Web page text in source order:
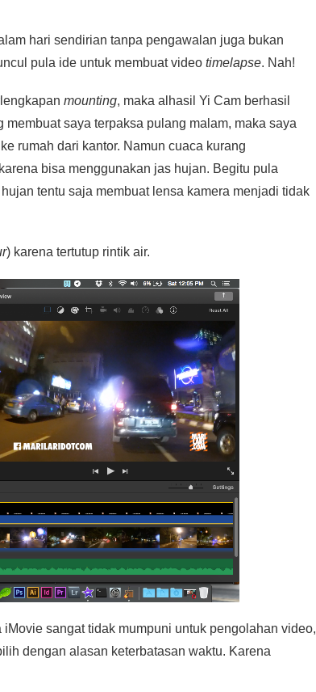
hari sendirian tanpa pengawalan juga bukan
pula ide untuk membuat video timelapse. Nah!
mounting, maka alhasil Yi Cam berhasil
saya terpaksa pulang malam, maka saya
rumah dari kantor. Namun cuaca kurang
bisa menggunakan jas hujan. Begitu pula
tentu saja membuat lensa kamera menjadi tidak
) karena tertutup rintik air.
sangat tidak mumpuni untuk pengolahan video,
dengan alasan keterbatasan waktu. Karena